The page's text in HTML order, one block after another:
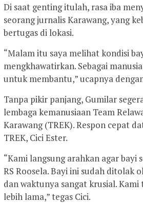
Di saat genting itulah, rasa iba
seorang jurnalis Karawang, yang
bertugas di lokasi.
“Malam itu saya melihat kondisi
mengkhawatirkan. Sebagai
untuk membantu,” ucapnya
Tanpa pikir panjang, Gumilar
lembaga kemanusiaan Team
Karawang (TREK). Respon cepat
TREK, Cici Ester.
“Kami langsung arahkan agar bayi
RS Roosela. Bayi ini sudah ditolak
dan waktunya sangat krusial. Kami
lebih lama,” tegas Cici.